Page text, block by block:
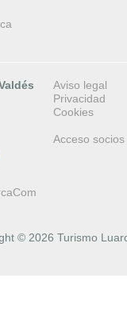
Aviso legal
Privacidad
Cookies
Acceso socios
© 2026 Turismo